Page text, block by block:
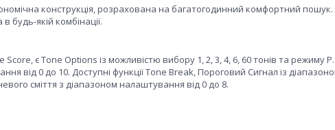
конструкція, розрахована на багатогодинний комфортний пошук.
будь-якій комбінації.
є Tone Options із можливістю вибору 1, 2, 3, 4, 6, 60 тонів та режиму
від 0 до 10. Доступні функції Tone Break, Пороговий Сигнал із
сміття з діапазоном налаштування від 0 до 8.